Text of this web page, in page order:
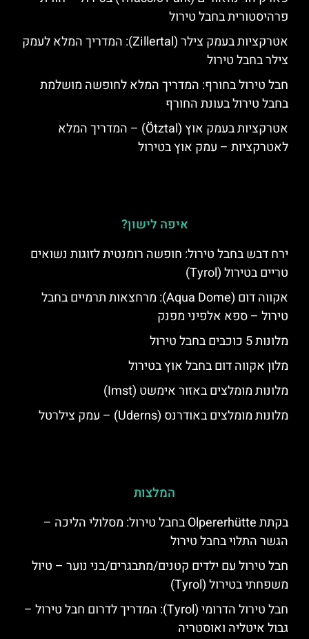
פרהיסטורית בחבל טירול
אטרקציות בעמק צילר (Zillertal): המדריך המלא לעמק
צילר בחבל טירול
חבל טירול בחורף: המדריך המלא לחופשה מושלמת
בחבל טירול בעונת החורף
אטרקציות בעמק אוץ (Ötztal) – המדריך המלא
לאטרקציות – עמק אוץ בטירול
איפה לישון?
ירח דבש בחבל טירול: חופשה רומנטית לזוגות נשואים
טריים בטירול (Tyrol)
אקווה דום (Aqua Dome): מרחצאות תרמיים בחבל
טירול – ספא אלפיני מפנק
מלונות 5 כוכבים בחבל טירול
מלון אקווה דום בחבל אוץ בטירול
מלונות מומלצים באזור אימשט (Imst)
מלונות מומלצים באודרנס (Uderns) – עמק צילרטל
המלצות
בקתת Olpererhütte בחבל טירול: מסלולי הליכה –
הגשר התלוי בחבל טירול
חבל טירול עם ילדים קטנים/מתבגרים/בני נוער – טיול
משפחתי בטירול (Tyrol)
חבל טירול הדרומי (Tyrol): המדריך לדרום חבל טירול –
גבול איטליה ואוסטריה